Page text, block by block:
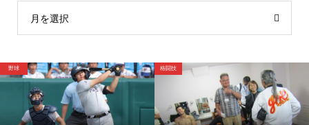
月を選択
格闘技